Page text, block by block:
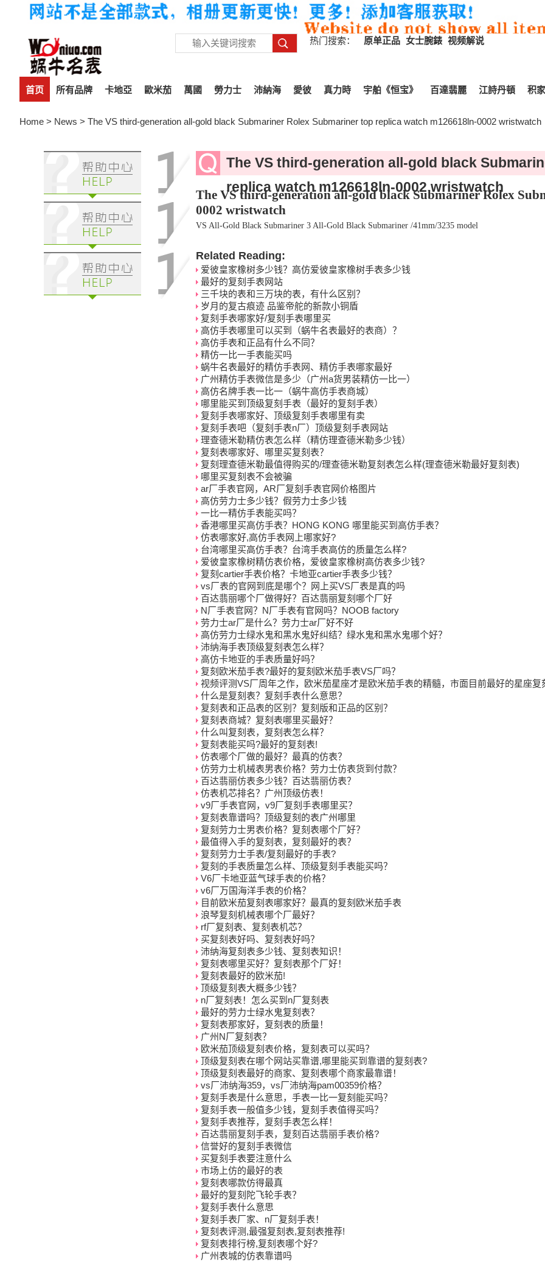
热门搜索： 原单正品 女士腕錶 视频解说
首页 所有品牌 卡地亞 歐米茄 萬國 勞力士 沛納海 愛彼 真力時 宇舶《恒宝》 百達翡麗 江詩丹頓 积家
Home > News > The VS third-generation all-gold black Submariner Rolex Submariner top replica watch m126618ln-0002 wristwatch
The VS third-generation all-gold black
replica watch m126618ln-0002 wristwatch
The VS third-generation all-gold black Submariner Rolex
0002 wristwatch
VS All-Gold Black Submariner 3 All-Gold Black Submariner /41mm/3235 model
Related Reading:
爱彼皇家橡树多少钱？高仿爱彼皇家橡树手表多少钱
最好的复刻手表网站
三千块的表和三万块的表，有什么区别？
岁月的复古痕迹 品鉴帝舵的新款小铜盾
复刻手表哪家好/复刻手表哪里买
高仿手表哪里可以买到（蜗牛名表最好的表商）？
高仿手表和正品有什么不同？
精仿一比一手表能买吗
蜗牛名表最好的精仿手表网、精仿手表哪家最好
广州精仿手表微信是多少（广州a货男装精仿一比一）
高仿名牌手表一比一（蜗牛高仿手表商城）
哪里能买到顶级复刻手表（最好的复刻手表）
复刻手表哪家好、顶级复刻手表哪里有卖
复刻手表吧（复刻手表n厂）顶级复刻手表网站
理查德米勒精仿表怎么样（精仿理查德米勒多少钱）
复刻表哪家好、哪里买复刻表？
复刻理查德米勒最值得购买的/理查德米勒复刻表怎么样(理查德米勒最好复刻表)
哪里买复刻表不会被骗
ar厂手表官网，AR厂复刻手表官网价格图片
高仿劳力士多少钱？假劳力士多少钱
一比一精仿手表能买吗？
香港哪里买高仿手表？HONG KONG 哪里能买到高仿手表？
仿表哪家好,高仿手表网上哪家好?
台湾哪里买高仿手表？台湾手表高仿的质量怎么样?
爱彼皇家橡树精仿表价格，爱彼皇家橡树高仿表多少钱?
复刻cartier手表价格？卡地亚cartier手表多少钱？
vs厂表的官网到底是哪个？网上买VS厂表是真的吗
百达翡丽哪个厂做得好？百达翡丽复刻哪个厂好
N厂手表官网？N厂手表有官网吗？NOOB factory
劳力士ar厂是什么？劳力士ar厂好不好
高仿劳力士绿水鬼和黑水鬼好纠结？绿水鬼和黑水鬼哪个好？
沛纳海手表顶级复刻表怎么样？
高仿卡地亚的手表质量好吗？
复刻欧米茄手表?最好的复刻欧米茄手表VS厂吗？
视频评测VS厂周年之作，欧米茄星座才是欧米茄手表的精髓，市面目前最好的星座复
什么是复刻表？复刻手表什么意思？
复刻表和正品表的区别？复刻版和正品的区别？
复刻表商城？复刻表哪里买最好？
什么叫复刻表，复刻表怎么样？
复刻表能买吗?最好的复刻表!
仿表哪个厂做的最好？最真的仿表？
仿劳力士机械表男表价格？劳力士仿表货到付款？
百达翡丽仿表多少钱？百达翡丽仿表？
仿表机芯排名？广州顶级仿表！
v9厂手表官网，v9厂复刻手表哪里买？
复刻表靠谱吗？顶级复刻的表广州哪里
复刻劳力士男表价格？复刻表哪个厂好？
最值得入手的复刻表，复刻最好的表？
复刻劳力士手表/复刻最好的手表?
复刻的手表质量怎么样、顶级复刻手表能买吗？
V6厂卡地亚蓝气球手表的价格？
v6厂万国海洋手表的价格？
目前欧米茄复刻表哪家好？最真的复刻欧米茄手表
浪琴复刻机械表哪个厂最好？
rf厂复刻表、复刻表机芯？
买复刻表好吗、复刻表好吗？
沛纳海复刻表多少钱、复刻表知识！
复刻表哪里买好？复刻表那个厂好！
复刻表最好的欧米茄!
顶级复刻表大概多少钱？
n厂复刻表！怎么买到n厂复刻表
最好的劳力士绿水鬼复刻表？
复刻表那家好，复刻表的质量！
广州N厂复刻表？
欧米茄顶级复刻表价格，复刻表可以买吗？
顶级复刻表在哪个网站买靠谱,哪里能买到靠谱的复刻表?
顶级复刻表最好的商家、复刻表哪个商家最靠谱！
vs厂沛纳海359，vs厂沛纳海pam00359价格？
复刻手表是什么意思，手表一比一复刻能买吗？
复刻手表一般值多少钱，复刻手表值得买吗？
复刻手表推荐，复刻手表怎么样！
百达翡丽复刻手表，复刻百达翡丽手表价格?
信誉好的复刻手表微信
买复刻手表要注意什么
市场上仿的最好的表
复刻表哪款仿得最真
最好的复刻陀飞轮手表？
复刻手表什么意思
复刻手表厂家、n厂复刻手表！
复刻表评测,最强复刻表,复刻表推荐!
复刻表排行榜,复刻表哪个好?
广州表城的仿表靠谱吗